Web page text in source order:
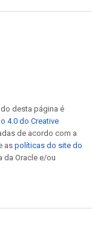
desta página é
4.0 do Creative
de acordo com a
aspolíticas do site do
da Oracle e/ou